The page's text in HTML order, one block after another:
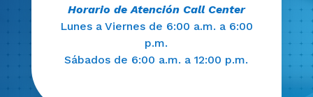
Horario de Atención Call Center
Lunes a Viernes de 6:00 a.m. a 6:00
p.m.
Sábados de 6:00 a.m. a 12:00 p.m.